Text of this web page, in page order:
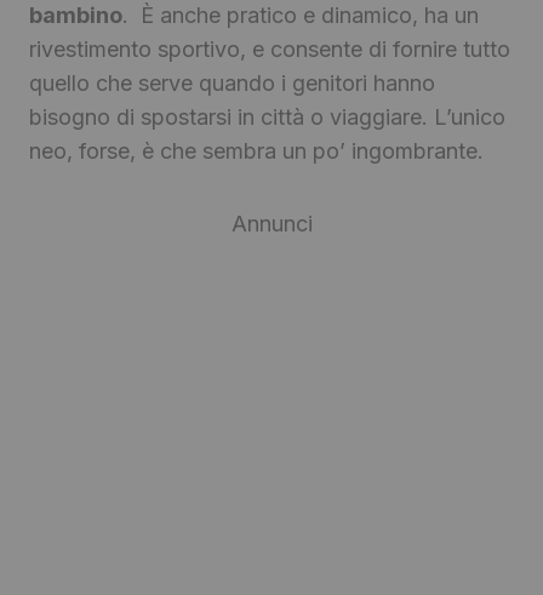
bambino. È anche pratico e dinamico, ha un
rivestimento sportivo, e consente di fornire tutto
quello che serve quando i genitori hanno
bisogno di spostarsi in città o viaggiare. L’unico
neo, forse, è che sembra un po’ ingombrante.
Annunci